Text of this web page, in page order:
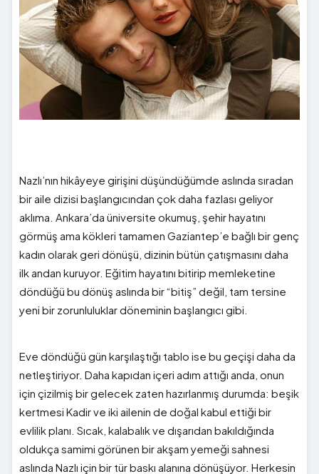
Nazlı’nın hikâyeye girişini düşündüğümde aslında sıradan
bir aile dizisi başlangıcından çok daha fazlası geliyor
aklıma. Ankara’da üniversite okumuş, şehir hayatını
görmüş ama kökleri tamamen Gaziantep’e bağlı bir genç
kadın olarak geri dönüşü, dizinin bütün çatışmasını daha
ilk andan kuruyor. Eğitim hayatını bitirip memleketine
döndüğü bu dönüş aslında bir “bitiş” değil, tam tersine
yeni bir zorunluluklar döneminin başlangıcı gibi.
Eve döndüğü gün karşılaştığı tablo ise bu geçişi daha da
netleştiriyor. Daha kapıdan içeri adım attığı anda, onun
için çizilmiş bir gelecek zaten hazırlanmış durumda: beşik
kertmesi Kadir ve iki ailenin de doğal kabul ettiği bir
evlilik planı. Sıcak, kalabalık ve dışarıdan bakıldığında
oldukça samimi görünen bir akşam yemeği sahnesi
aslında Nazlı için bir tür baskı alanına dönüşüyor. Herkesin